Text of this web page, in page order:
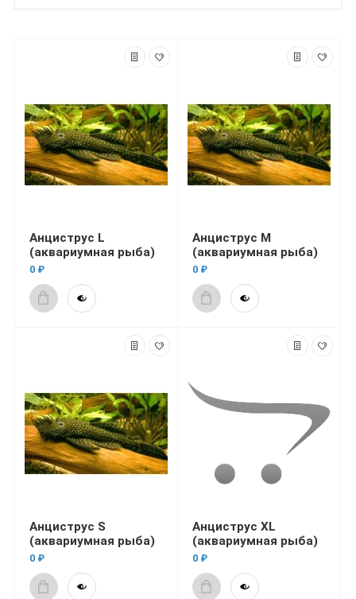
Анциструс L
(аквариумная рыба)
0 ₽
Анциструс M
(аквариумная рыба)
0 ₽
Анциструс S
(аквариумная рыба)
0 ₽
Анциструс XL
(аквариумная рыба)
0 ₽